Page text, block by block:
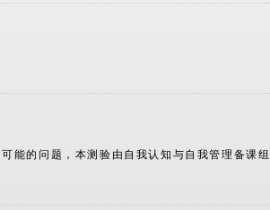
能的问题，本测验由自我认知与自我管理备课组